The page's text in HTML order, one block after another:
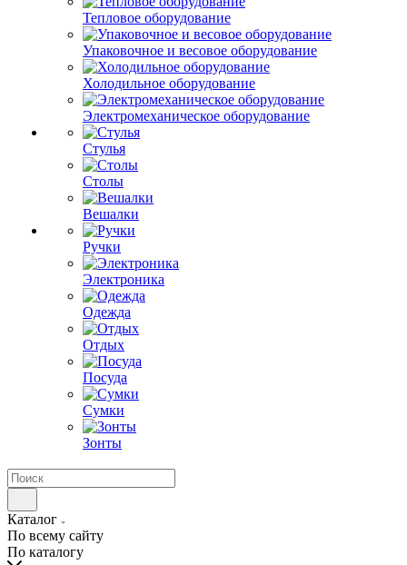
Тепловое оборудование
Упаковочное и весовое оборудование
Холодильное оборудование
Электромеханическое оборудование
Стулья
Столы
Вешалки
Ручки
Электроника
Одежда
Отдых
Посуда
Сумки
Зонты
Каталог
По всему сайту
По каталогу